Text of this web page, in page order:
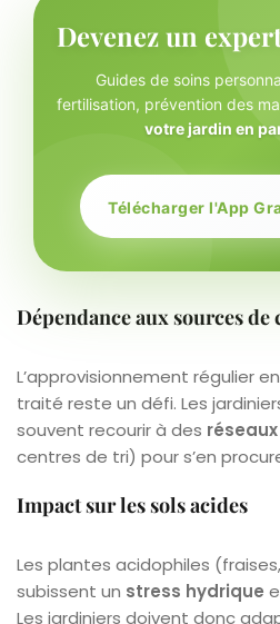
Devenez un
Guides de soins
fertilisation, prévention des
votre jardin en
Télécharger l'App
Dépendance aux sources de
L’approvisionnement régulier
traité reste un défi. Les
souvent recourir à des
centres de tri) pour s’en
Impact sur les sols acides
Les plantes acidophiles
subissent un stress hydrique
Les jardiniers doivent donc